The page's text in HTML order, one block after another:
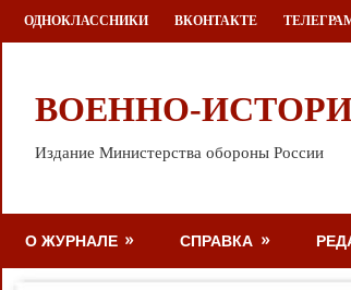
Перейти
к
ОДНОКЛАССНИКИ ВКОНТАКТЕ
ВОЕННО-
Издание Министерства обороны России
О ЖУРНАЛЕ СПРАВКА